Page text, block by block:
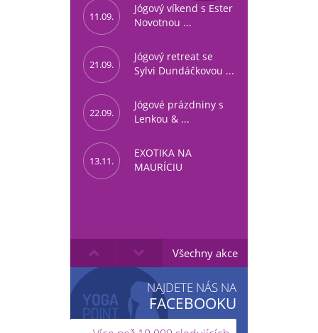
11.09.
Jógový víkend s Ester
Novotnou ...
21.09.
Jógový retreat se
Sylvi Dundáčkovou ...
22.09.
Jógové prázdniny s
Lenkou & ...
13.11.
EXOTIKA NA
MAURÍCIU
Všechny akce
NAJDETE NÁS NA
FACEBOOKU